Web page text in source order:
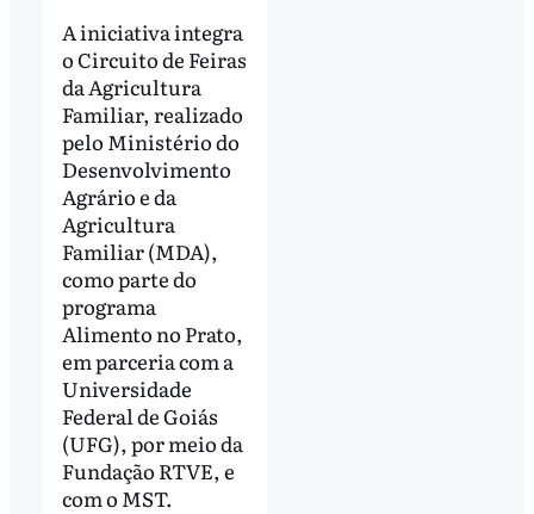
A iniciativa integra
o Circuito de Feiras
da Agricultura
Familiar, realizado
pelo Ministério do
Desenvolvimento
Agrário e da
Agricultura
Familiar (MDA),
como parte do
programa
Alimento no Prato,
em parceria com a
Universidade
Federal de Goiás
(UFG), por meio da
Fundação RTVE, e
com o MST.